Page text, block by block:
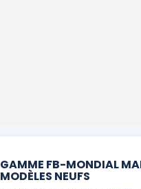
GAMME FB-MONDIAL
MODÈLES NEUFS